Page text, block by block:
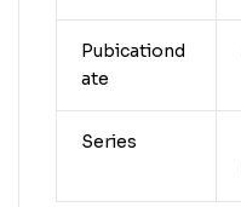
Pubicationd
ate
Series